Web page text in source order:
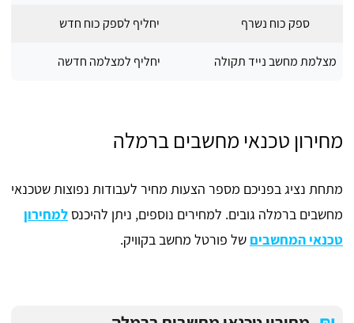
ספק כוח נשרף יחליף לספק כוח חדש
מצלמת מחשב נייד תקולה יחליף למצלמה חדשה
מחירון טכנאי מחשבים ברמלה
מתחת נציג בפניכם מספר הצעות מחיר לעבודות נפוצות שטכנאי
מחשבים ברמלה גובים. למחירים נוספים, ניתן להיכנס למחירון
טכנאי המחשבים של פורטל מחשב בקוויק.